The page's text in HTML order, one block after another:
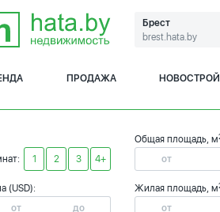
Брест
brest.hata.by
ПРОДАЖА
1 2 3 4+
(USD):
Общая площадь, м
Жилая площадь, м